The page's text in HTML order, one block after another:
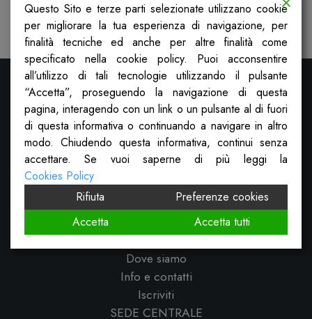
Pubblicato il
25 Ottobre 2022
Cosa facciamo
Sportello sociale
Calcolatrice dei diritti
Dove siamo
Info e contatti
Iscriviti
SEDE CENTRALE
Questo Sito e terze parti selezionate utilizzano cookie
per migliorare la tua esperienza di navigazione, per
finalità tecniche ed anche per altre finalità come
specificato nella cookie policy. Puoi acconsentire
all’utilizzo di tali tecnologie utilizzando il pulsante
“Accetta”, proseguendo la navigazione di questa
pagina, interagendo con un link o un pulsante al di fuori
di questa informativa o continuando a navigare in altro
modo. Chiudendo questa informativa, continui senza
accettare. Se vuoi saperne di più leggi la
Cookies Policy
Rifiuta
Preferenze cookies
Accetta
Accetta tutti